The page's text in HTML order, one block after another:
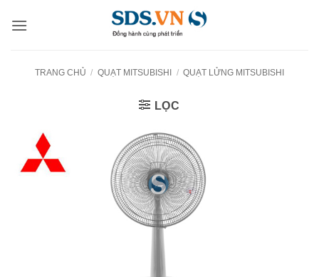
qua
TRANG CHỦ / QUẠT MITSUBISHI / QUẠT LỬNG MITSUBISHI
LỌC